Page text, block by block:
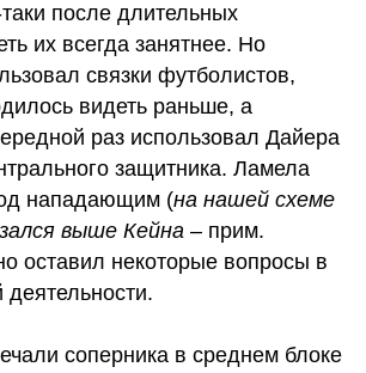
после длительных
их всегда занятнее. Но
связки футболистов,
видеть раньше, а
раз использовал Дайера
защитника. Ламела
нападающим (на нашей схеме
выше Кейна – прим.
оставил некоторые вопросы в
деятельности.
соперника в среднем блоке